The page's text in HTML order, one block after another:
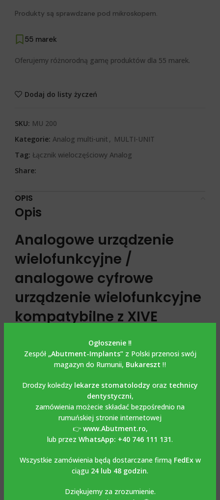
Ogłoszenie ‼️
Zespół „Abutment-Implants”z Polski przenosi swój
magazyn do Rumunii, Bukareszt ‼️
Drodzy koledzy lekarze stomatolodzy oraz technicy
dentystyczni,
zamówienia możecie składać bezpośrednio na
rumuńskiej stronie internetowej
👉 www.Abutment.ro,
lub przez WhatsApp: +40 746 111 131.
Wszystkie zamówienia będą dostarczane firmą FedExw
ciągu 24 lub 48 godzin.
Dziękujemy za zrozumienie.
Produkty są sprawdzane pod mikroskopem.
55 marek
Oferujemy różnorodną gamę produktów dla 55 marek.
Dodaj do listy życzeń
SKU: MU 200
Kategorie: Analog multi-unit , MULTI-UNIT
Tag: Łącznik wieloczęściowy Analog
Share:
OPIS
Opis
Analogowe urządzenie
wielofunkcyjne /
analogowe cyfrowe
urządzenie wielofunkcyjne
kompatybilne z XIVE
FRIALIT DENTSPLY
Multi Unit Analog / Digital Multi Unit Analog kompatybilny z
XIVE FRIALIT DENTSPLY ma podwójne zastosowanie i
może być używany zarówno na klasycznym modelu
gipsowym, jak i na modelu wydrukowanym za pomocą
bibliotek Exocad, Dental Wings, 3 Shape, które można
pobrać za darmo ze stronywww.abutment.ro. Wykonany
jest z tytanu Grade 5-6AL4V, a częścią ochronną, jak w
przypadku wielu jednostek jest konstrukcja
Nobel